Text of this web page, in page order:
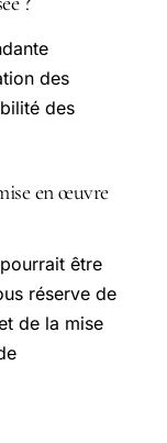
des
des
en œuvre
être
réserve de
de la mise